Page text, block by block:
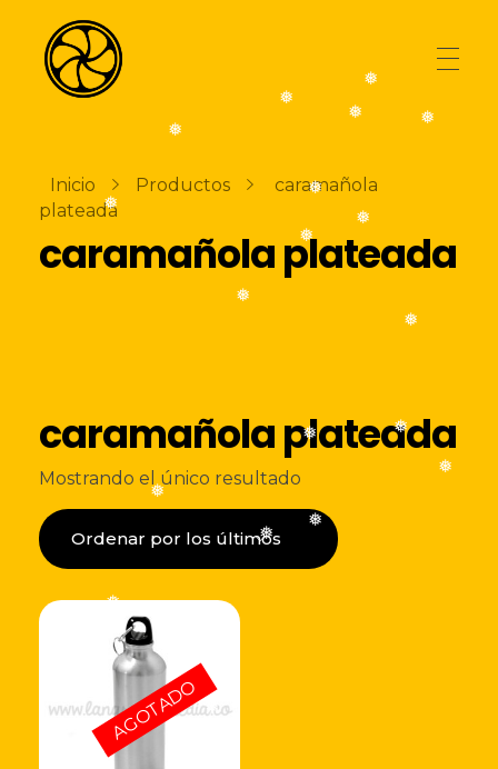
CONTACTO
Acceder
Inicio Productos
caramañola
plateada
caramañola plateada
caramañola plateada
Mostrando el único resultado
AGOTADO
❅
❅
❅
❅
❅
❅
❅
❅
❅
❅
❅
❅
❅
❅